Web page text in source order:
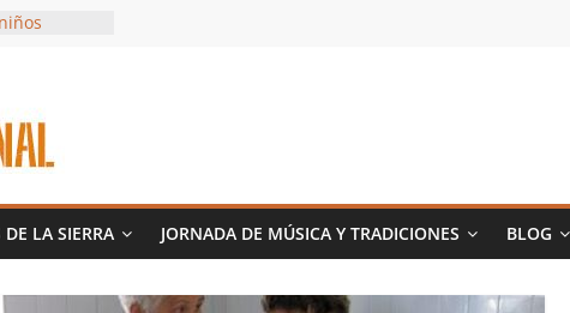
DE LA SIERRA JORNADA DE MÚSICA Y TRADICIONES BLOG